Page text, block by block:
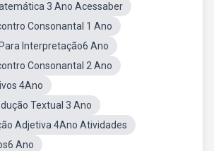
3 Ano Acessaber
Consonantal 1 Ano
Interpretação6 Ano
Consonantal 2 Ano
4Ano
Textual 3 Ano
Adjetiva 4Ano Atividades
Ano